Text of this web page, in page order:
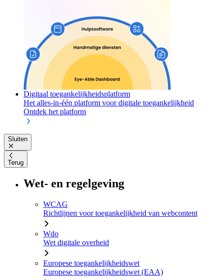
Digitaal toegankelijkheidsplatform
Het alles-in-één platform voor digitale toegankelijkheid
Ontdek het platform
Sluiten
Terug
Wet- en regelgeving
WCAG
Richtlijnen voor toegankelijkheid van webcontent
Wdo
Wet digitale overheid
Europese toegankelijkheidswet
Europese toegankelijkheidswet (EAA)